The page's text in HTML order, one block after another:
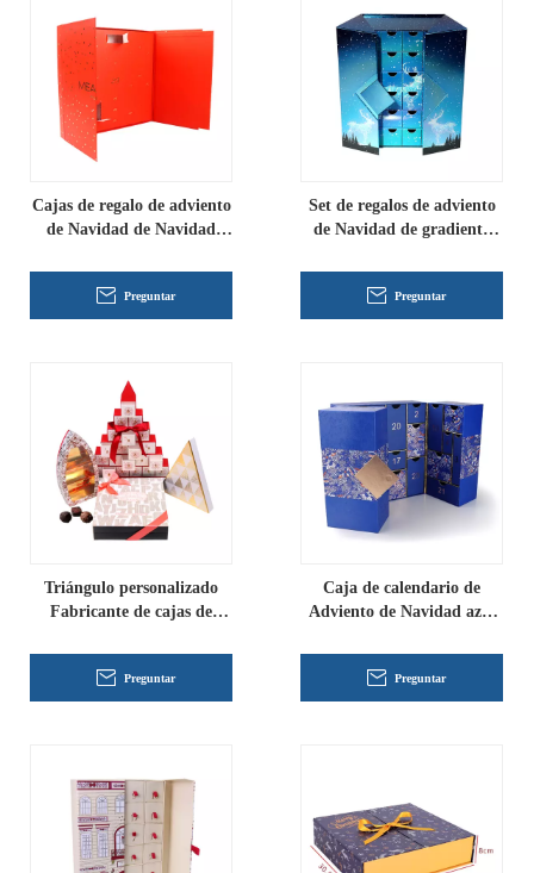
Cajas de regalo de adviento
de Navidad de Navidad
mayor
Preguntar
Set de regalos de adviento
de Navidad de gradiente
personalizadas
Preguntar
Triángulo personalizado
Fabricante de cajas de
Navidad
Preguntar
Caja de calendario de
Adviento de Navidad azul
Preguntar